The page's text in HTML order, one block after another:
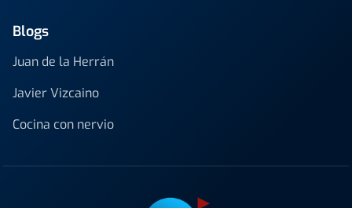
Blogs
Juan de la Herrán
Javier Vizcaino
Cocina con nervio